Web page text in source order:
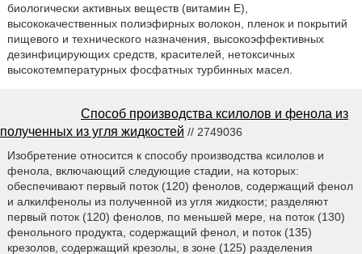
биологически активных веществ (витамин Е),
высококачественных полиэфирных волокон, пленок и покрытий
пищевого и технического назначения, высокоэффективных
дезинфицирующих средств, красителей, нетоксичных
высокотемпературных фосфатных турбинных масел.
Способ производства ксилолов и фенола из
полученных из угля жидкостей // 2749036
Изобретение относится к способу производства ксилолов и
фенола, включающий следующие стадии, на которых:
обеспечивают первый поток (120) фенолов, содержащий фенол
и алкилфенолы из полученной из угля жидкости; разделяют
первый поток (120) фенолов, по меньшей мере, на поток (130)
фенольного продукта, содержащий фенол, и поток (135)
крезолов, содержащий крезолы, в зоне (125) разделения